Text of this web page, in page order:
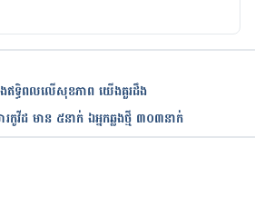
ងឥទ្ធិពលលើសុខភាព យើងគួរដឹង
កូវីដ មាន ៥នាក់ ឯអ្នកឆ្លងថ្មី ៣០៣នាក់